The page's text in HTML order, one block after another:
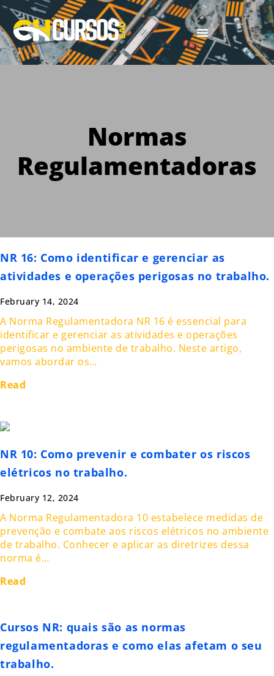
Normas
Regulamentadoras
NR 16: Como identificar e gerenciar as
atividades e operações perigosas no trabalho.
February 14, 2024
A Norma Regulamentadora NR 16 é essencial para
identificar e gerenciar as atividades e operações
perigosas no ambiente de trabalho. Neste artigo,
vamos abordar os…
Read
NR 10: Como prevenir e combater os riscos
elétricos no trabalho.
February 12, 2024
A Norma Regulamentadora 10 estabelece medidas de
prevenção e combate aos riscos elétricos no ambiente
de trabalho. Conhecer e aplicar as diretrizes dessa
norma é…
Read
Cursos NR: quais são as normas
regulamentadoras e como elas afetam o seu
trabalho.